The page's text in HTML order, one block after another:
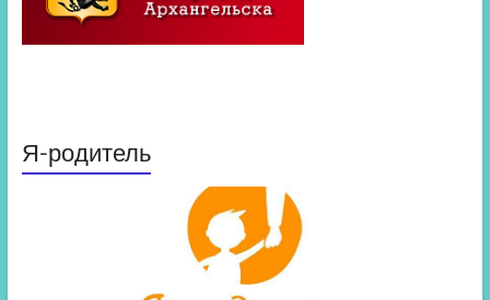
Я-родитель